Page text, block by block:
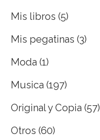
Mis libros (5)
Mis pegatinas (3)
Moda (1)
Musica (197)
Original y Copia (57)
Otros (60)